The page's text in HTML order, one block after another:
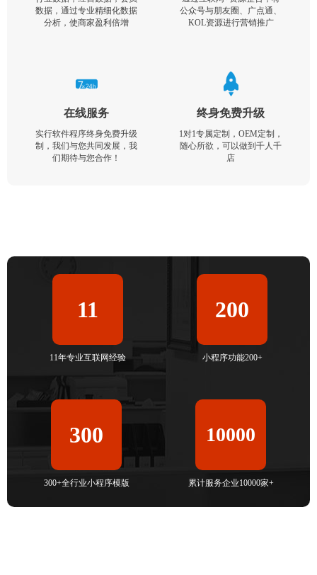
数据，通过专业精细化数据
分析，使商家盈利倍增
公众号与朋友圈、广点通、
KOL资源进行营销推广
在线服务
实行软件程序终身免费升级
制，我们与您共同发展，我
们期待与您合作！
终身免费升级
1对1专属定制，OEM定制，
随心所欲，可以做到千人千
店
11
11年专业互联网经验
200
小程序功能200+
300
300+全行业小程序模版
10000
累计服务企业10000家+